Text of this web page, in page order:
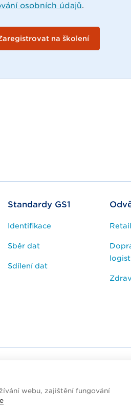
osobních údajů.
na školení
Standardy GS1
Identifikace
Sběr dat
Sdílení dat
Retail
webu, zajištění fungování